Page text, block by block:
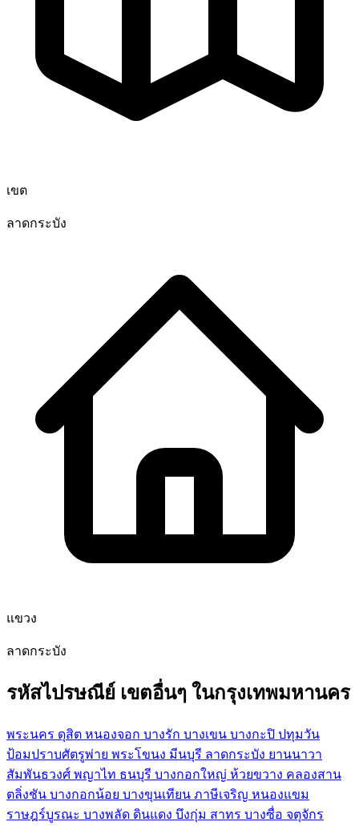
เขต
ลาดกระบัง
แขวง
ลาดกระบัง
รหัสไปรษณีย์ เขตอื่นๆ ในกรุงเทพมหานคร
พระนคร ดุสิต หนองจอก บางรัก บางเขน บางกะปิ ปทุมวัน
ป้อมปราบศัตรูพ่าย พระโขนง มีนบุรี ลาดกระบัง ยานนาวา
สัมพันธวงศ์ พญาไท ธนบุรี บางกอกใหญ่ ห้วยขวาง คลองสาน
ตลิ่งชัน บางกอกน้อย บางขุนเทียน ภาษีเจริญ หนองแขม
ราษฎร์บูรณะ บางพลัด ดินแดง บึงกุ่ม สาทร บางซื่อ จตุจักร